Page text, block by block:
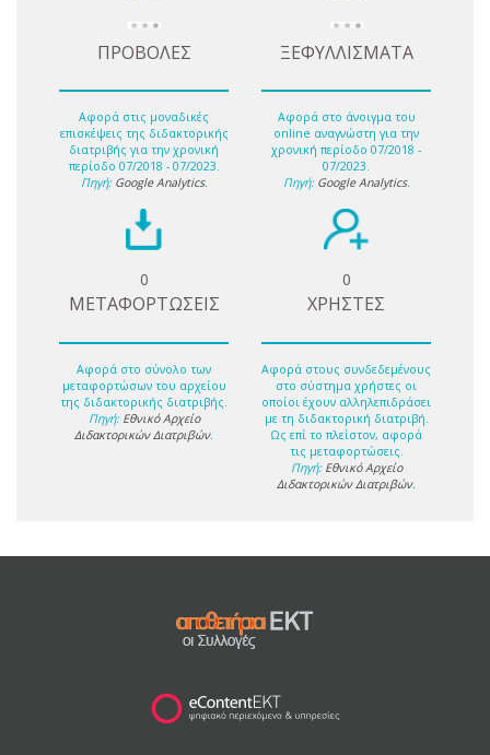
ΠΡΟΒΟΛΕΣ
Αφορά στις μοναδικές
επισκέψεις της διδακτορικής
διατριβής για την χρονική
περίοδο 07/2018 - 07/2023.
Πηγή: Google Analytics.
ΞΕΦΥΛΛΙΣΜΑΤΑ
Αφορά στο άνοιγμα του
online αναγνώστη για την
χρονική περίοδο 07/2018 -
07/2023.
Πηγή: Google Analytics.
0
ΜΕΤΑΦΟΡΤΩΣΕΙΣ
Αφορά στο σύνολο των
μεταφορτώσων του αρχείου
της διδακτορικής διατριβής.
Πηγή: Εθνικό Αρχείο
Διδακτορικών Διατριβών.
0
ΧΡΗΣΤΕΣ
Αφορά στους συνδεδεμένους
στο σύστημα χρήστες οι
οποίοι έχουν αλληλεπιδράσει
με τη διδακτορική διατριβή.
Ως επί το πλείστον, αφορά
τις μεταφορτώσεις.
Πηγή: Εθνικό Αρχείο
Διδακτορικών Διατριβών.